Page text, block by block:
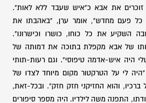
זוכרים את אבא כ"איש שעבד ללא לאות".
כל פעם מחדש", אומר ערן, "באהבתו את
השקיע את כל כוחו, כושרו וכישרונו".
של אבא מקפלת בתוכה את דמותה של
היה איש-אדמה טיפוסי". וגם רעות-תותי
לי על הטרקטור מקום מיוחד לצדו של
ברכיו, והוא החזיקני חזק חזק". ובכל-זאת,
התפנה משה לילדיו. היה מספר סיפורים